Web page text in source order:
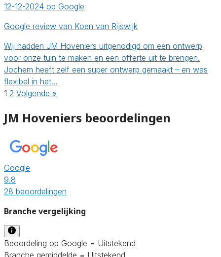
12-12-2024 op Google
Google review van Koen van Rijswijk
Wij hadden JM Hoveniers uitgenodigd om een ontwerp
voor onze tuin te maken en een offerte uit te brengen.
Jochem heeft zelf een super ontwerp gemaakt – en was
flexibel in het…
1 2 Volgende »
JM Hoveniers beoordelingen
Google
9.8
28 beoordelingen
Branche vergelijking
Beoordeling op Google = Uitstekend
Branche gemiddelde = Uitstekend